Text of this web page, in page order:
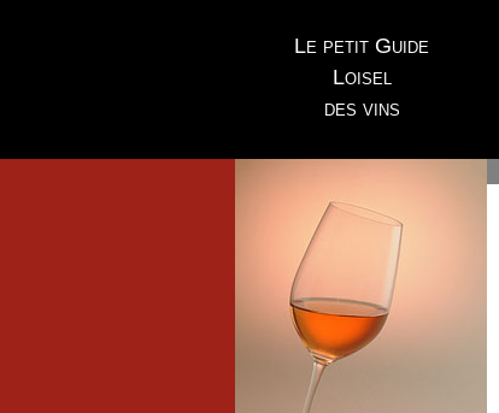
Le petit Guide
Loisel
des vins